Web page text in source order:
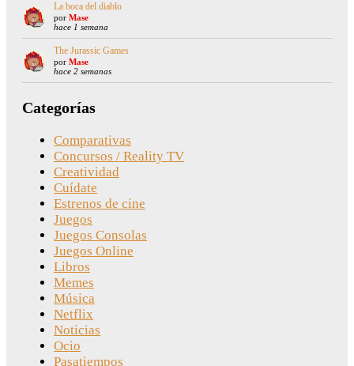
La boca del diablo
por Mase
hace 1 semana
The Jurassic Games
por Mase
hace 2 semanas
Categorías
Comparativas
Concursos / Reality TV
Creatividad
Cuídate
Estrenos de cine
Juegos
Juegos Consolas
Juegos Online
Libros
Memes
Música
Netflix
Noticias
Ocio
Pasatiempos